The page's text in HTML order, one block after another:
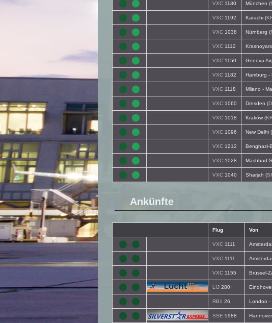
VXC 1180 München (
VXC 1192 Karachi (
VXC 1038 Nürnberg (
VXC 1112
VXC 1150 Geneva
VXC 1182 Hamburg -
VXC 1118 Milano -
VXC 1060 Dresden (
VXC 1018 Kraków (
VXC 1096 New Delhi (
VXC 1212 Benghazi-
VXC 1028 Mashhad-
VXC 1040 Sharjah (
Ankünfte
Flug Von
VXC 1111
VXC 1111
VXC 1155 Brüssel-
LIJ 280
RB1 26 London -
SSE 5988